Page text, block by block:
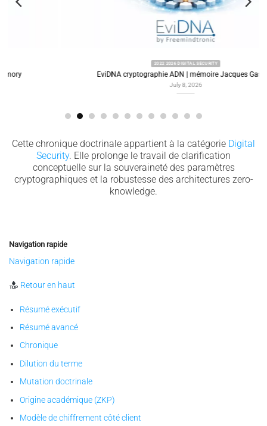
2022 2026 DIGITAL SECURITY
EviDNA cryptographie ADN | mémoire Jacques Gascuel
Cette chronique doctrinale appartient à la catégorie Digital
Security. Elle prolonge le travail de clarification
conceptuelle sur la souveraineté des paramètres
cryptographiques et la robustesse des architectures zero-
knowledge.
Navigation rapide
Navigation rapide
Retour en haut
Résumé exécutif
Résumé avancé
Chronique
Dilution du terme
Mutation doctrinale
Origine académique (ZKP)
Modèle de chiffrement côté client